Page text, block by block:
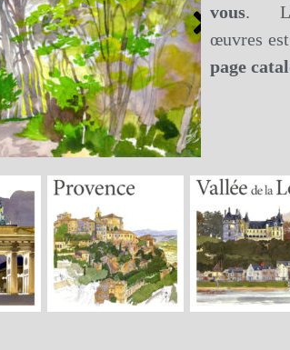
vous.
œuvres
page